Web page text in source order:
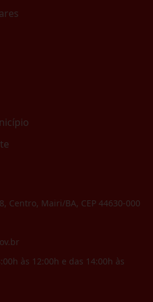
Centro, Mairi/BA, CEP 44630-000
às 12:00h e das 14:00h às